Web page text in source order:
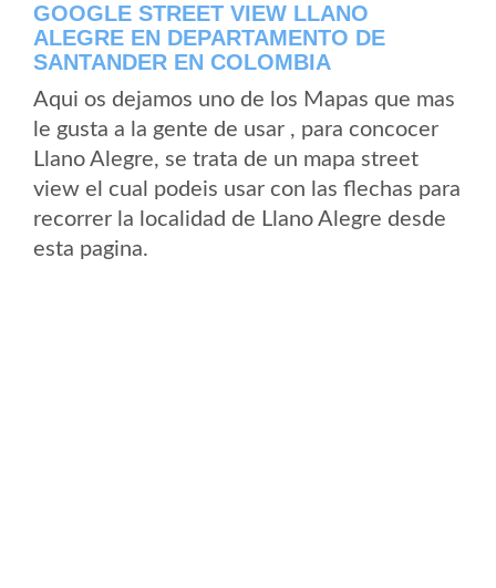
GOOGLE STREET VIEW LLANO
ALEGRE EN DEPARTAMENTO DE
SANTANDER EN COLOMBIA
Aqui os dejamos uno de los Mapas que mas
le gusta a la gente de usar , para concocer
Llano Alegre, se trata de un mapa street
view el cual podeis usar con las flechas para
recorrer la localidad de Llano Alegre desde
esta pagina.